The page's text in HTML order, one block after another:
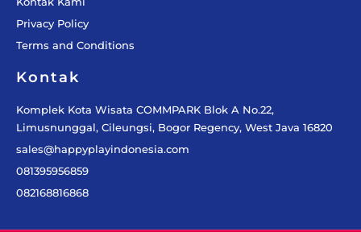
Privacy Policy
Terms and Conditions
Kontak
Komplek Kota Wisata COMMPARK Blok A No.22,
Limusnunggal, Cileungsi, Bogor Regency, West Java 16820
sales@happyplayindonesia.com
081395956859
082168816868